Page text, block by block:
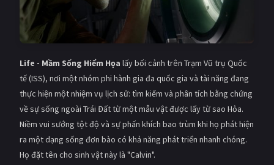
GameShow DramaTV
Âu - Mỹ Trung Quốc - Hồng Kông
Hàn Quốc Nhật Bản
Ấn Độ Việt Nam
Tổng hợp
Life - Mầm Sống Hiểm Họa lấy bối cảnh trên Trạm Vũ trụ Quốc
tế (ISS), nơi một nhóm phi hành gia đa quốc gia và tài năng đang
thực hiện một nhiệm vụ lịch sử: tìm kiếm và phân tích bằng chứng
về sự sống ngoài Trái Đất từ một mẫu vật được lấy từ sao Hỏa.
Niềm vui sướng tột độ và sự phấn khích bao trùm khi họ phát hiện
ra một dạng sống đơn bào có khả năng phát triển nhanh chóng.
Họ đặt tên cho sinh vật này là "Calvin".